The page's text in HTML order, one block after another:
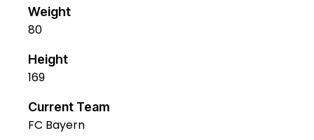
Weight
80
Height
169
Current Team
FC Bayern